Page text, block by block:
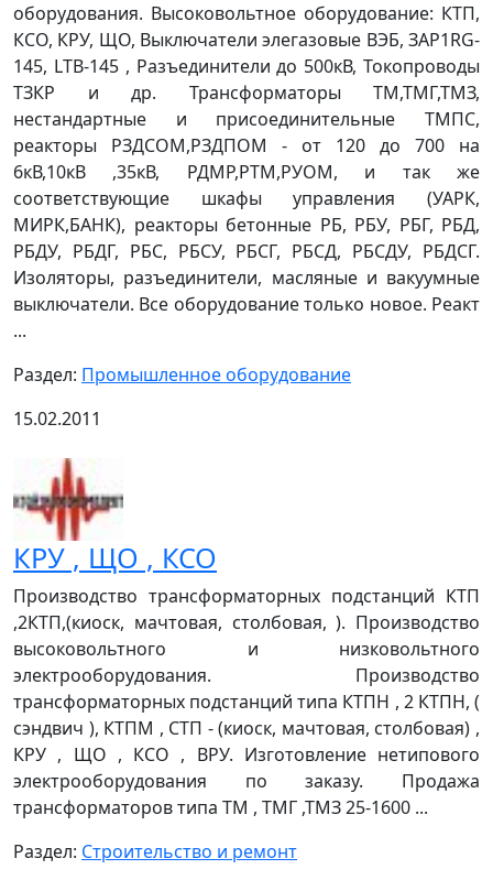
оборудования. Высоковольтное оборудование: КТП,
КСО, КРУ, ЩО, Выключатели элегазовые ВЭБ, ЗАР1RG-
145, LTВ-145 , Разъединители до 500кВ, Токопроводы
ТЗКР и др. Трансформаторы ТМ,ТМГ,ТМЗ,
нестандартные и присоединительные ТМПС,
реакторы РЗДСОМ,РЗДПОМ - от 120 до 700 на
6кВ,10кВ ,35кВ, РДМР,РТМ,РУОМ, и так же
соответствующие шкафы управления (УАРК,
МИРК,БАНК), реакторы бетонные РБ, РБУ, РБГ, РБД,
РБДУ, РБДГ, РБС, РБСУ, РБСГ, РБСД, РБСДУ, РБДСГ.
Изоляторы, разъединители, масляные и вакуумные
выключатели. Все оборудование только новое. Реакт
...
Раздел: Промышленное оборудование
15.02.2011
КРУ , ЩО , КСО
Производство трансформаторных подстанций КТП
,2КТП,(киоск, мачтовая, столбовая, ). Производство
высоковольтного и низковольтного
электрооборудования. Производство
трансформаторных подстанций типа КТПН , 2 КТПН, (
сэндвич ), КТПМ , СТП - (киоск, мачтовая, столбовая) ,
КРУ , ЩО , КСО , ВРУ. Изготовление нетипового
электрооборудования по заказу. Продажа
трансформаторов типа ТМ , ТМГ ,ТМЗ 25-1600 ...
Раздел: Строительство и ремонт